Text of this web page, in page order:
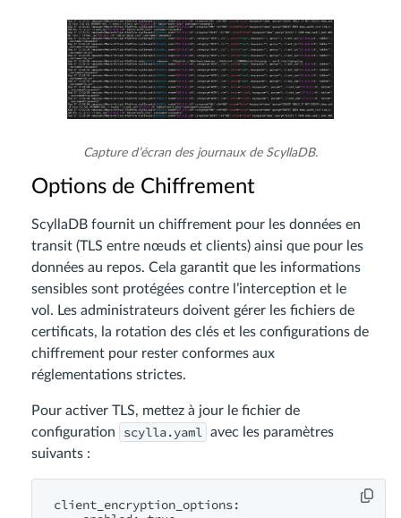
Capture d’écran des journaux de ScyllaDB.
Options de Chiffrement
ScyllaDB fournit un chiffrement pour les données en
transit (TLS entre nœuds et clients) ainsi que pour les
données au repos. Cela garantit que les informations
sensibles sont protégées contre l’interception et le
vol. Les administrateurs doivent gérer les fichiers de
certificats, la rotation des clés et les configurations de
chiffrement pour rester conformes aux
réglementations strictes.
Pour activer TLS, mettez à jour le fichier de
configuration
scylla.yaml
avec les paramètres
suivants :
client_encryption_options: